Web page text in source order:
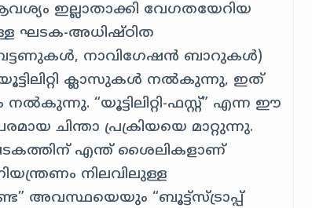
ഇല്ലാതാക്കി വേഗതയേറിയ
ഘടക-അധിഷ്ഠിത
(ബട്ടണുകൾ, നാവിഗേഷൻ ബാറുകൾ)
ക്ലാസുകൾ നൽകുന്നു, ഇത്
“യൂട്ടിലിറ്റി-ഫസ്റ്റ്” എന്ന ഈ
ചിന്താ പ്രക്രിയയെ മാറ്റുന്നു.
എന്ത് ശൈലികളാണ്
നിലവിലുള്ള
അവസ്ഥയെയും “ബൂട്ട്സ്ട്രാപ്പ്